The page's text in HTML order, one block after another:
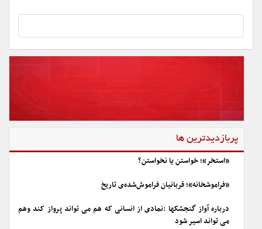
پربازدیدترین ها
«استخر»؛ خواستن یا نخواستن؟
«فراموشخانه»؛ قربانیان فراموش‌شده‌ی تاریخ
درباره آواز گنجشکها :نمادی از انسانی که هم می تواند پرواز کند وهم
می تواند اسیر شود